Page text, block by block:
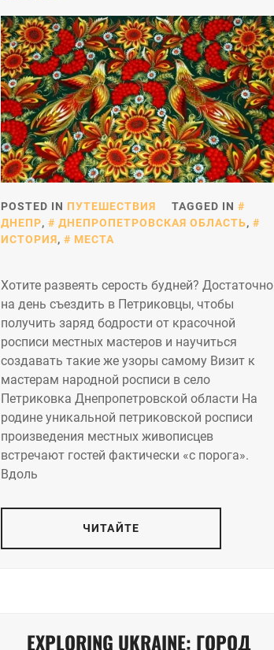
POSTED IN ПУТЕШЕСТВИЯ
TAGGED IN
ДНЕПР, ДНЕПРОПЕТРОВСКАЯ ОБЛАСТЬ,
ИСТОРИЯ, МЕСТА
Хотите развеять серость будней? Достаточно
на день съездить в Петриковцы, чтобы
получить заряд бодрости от красочной
росписи местных мастеров и научиться
создавать такие же узоры самому Визит к
мастерам народной росписи в село
Петриковка Днепропетровской области На
родине уникальной петриковской росписи
произведения местных живописцев
встречают гостей фактически «с порога».
Вдоль
ЧИТАЙТЕ
EXPLORING UKRAINE: ГОРОД